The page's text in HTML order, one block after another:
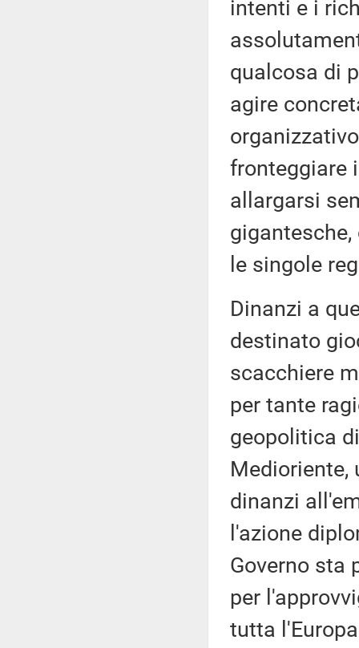
intenti e i
qualcosa di
agire
fronteggiare
allargarsi
le singole
Dinanzi a
destinato
scacchiere
per tante
geopolitica
Medioriente,
dinanzi
l'azione
Governo sta
per
tutta